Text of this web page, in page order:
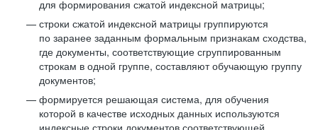
для формирования сжатой индексной матрицы;
строки сжатой индексной матрицы группируются
по заранее заданным формальным признакам сходства,
где документы, соответствующие сгруппированным
строкам в одной группе, составляют обучающую группу
документов;
формируется решающая система, для обучения
которой в качестве исходных данных используются
индексные строки документов соответствующей